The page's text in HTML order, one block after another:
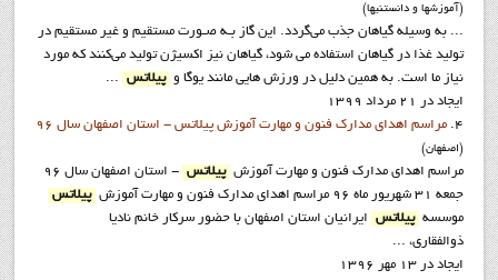
(آموزشها و دانستنيها)
... به وسیله گیاهان جذب می‌گردد. این گاز بـه صـورت مستقيم و غير مستقيم در
توليد غذا در گياهان استفاده می شود، گیاهان نیز اکسیژن تولید می‌کنند که مورد
نیاز ما است. به همین دلیل در ورزش هایی مانند یوگا و
پیلاتس
...
ایجاد در 21 مرداد 1399
4.
مراسم اهدای مدارک فنون و مهارت آموزش پیلاتس - استان اصفهان سال 96
(اصفهان)
مراسم اهدای مدارک فنون و مهارت آموزش
پیلاتس
- استان اصفهان سال 96
جمعه 31 شهریور ماه 96 مراسم اهدای مدارک فنون و مهارت آموزش
پیلاتس
موسسه
پیلاتس
ایرانیان استان اصفهان با حضور سرکار خانم نادیا
ذوالفقاری، ...
ایجاد در 13 مهر 1396